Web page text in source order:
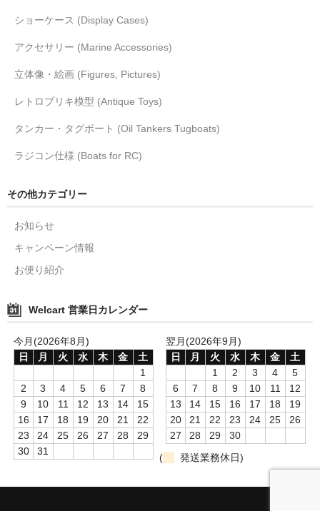
ショーケース (Display Cases)
アクセサリー (Marine Accessories)
立体像・絵画 (Figures, Pictures)
レトロブリキ模型 (Antique Toys)
タンカー・タグボート (Oil Tankers Tugboats)
ラジコン仕様 (Boats for RC)
その他カテゴリー
お知らせ
キャンペーン情報
お便り紹介
Welcart 営業日カレンダー
今月(2026年8月)
日
月 火 水 木 金
土
1
2
3 4 5 6 7
8
9
10 11 12 13 14
15
16
17 18 19 20 21
22
23
24 25 26 27 28
29
30
31
翌月(2026年9月)
日
月 火 水 木 金
土
1
2 3 4
5
6
7 8 9 10 11
12
13
14 15 16 17 18
19
20
21 22 23 24 25
26
27
28 29
30
(
発送業務休日)